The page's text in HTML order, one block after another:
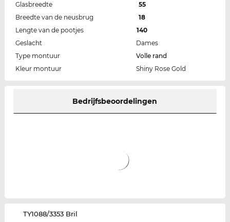
Glasbreedte
55
Breedte van de neusbrug
18
Lengte van de pootjes
140
Geslacht
Dames
Type montuur
Volle rand
Kleur montuur
Shiny Rose Gold
Bedrijfsbeoordelingen
‌TY1088/3353 Bril